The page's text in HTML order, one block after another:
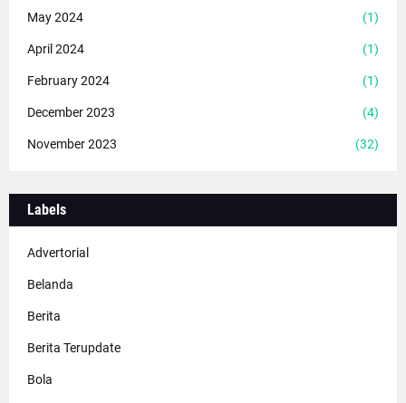
May 2024 (1)
April 2024 (1)
February 2024 (1)
December 2023 (4)
November 2023 (32)
Labels
Advertorial
Belanda
Berita
Berita Terupdate
Bola